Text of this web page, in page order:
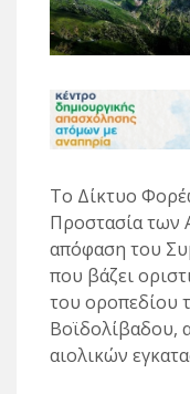
Το Δίκτυο
Προστασία των
απόφαση του
που βάζει
του οροπεδίου
Βοϊδολίβαδου,
αιολικών